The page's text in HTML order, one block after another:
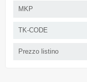
MKP
TK-CODE
Prezzo listino